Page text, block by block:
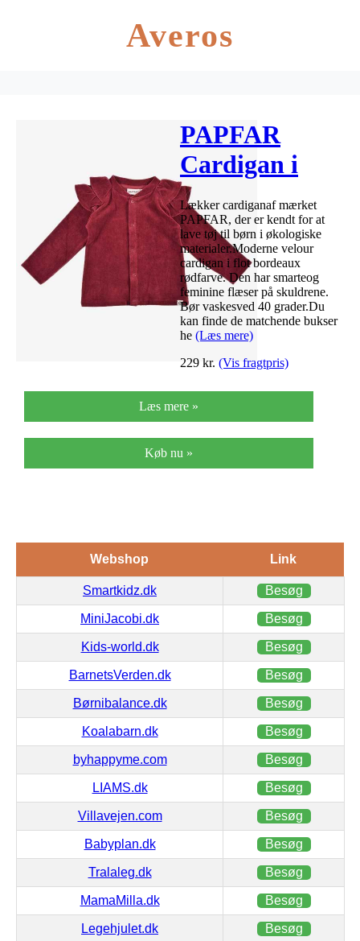
Averos
PAPFAR
Cardigan i
velour –
Bordeaux
Lækker cardiganaf mærket
PAPFAR, der er kendt for at
lave tøj til børn i økologiske
materialer.Moderne velour
cardigan i flot bordeaux
rødfarve. Den har smarteog
feminine flæser på skuldrene.
Bør vaskesved 40 grader.Du
kan finde de matchende bukser
he (Læs mere)
229 kr. (Vis fragtpris)
Læs mere »
Køb nu »
Webshop Link
Smartkidz.dk Besøg
MiniJacobi.dk Besøg
Kids-world.dk Besøg
BarnetsVerden.dk Besøg
Børnibalance.dk Besøg
Koalabarn.dk Besøg
byhappyme.com Besøg
LIAMS.dk Besøg
Villavejen.com Besøg
Babyplan.dk Besøg
Tralaleg.dk Besøg
MamaMilla.dk Besøg
Legehjulet.dk Besøg